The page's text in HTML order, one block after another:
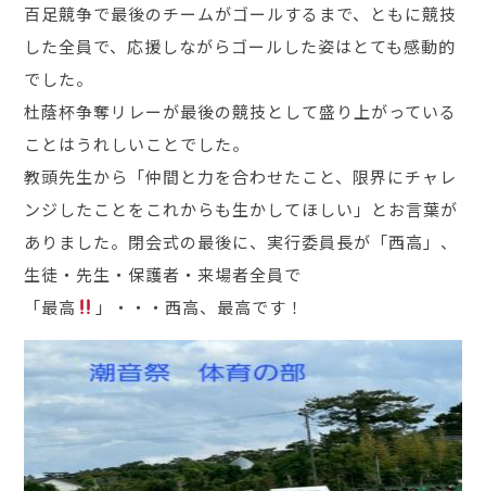
百足競争で最後のチームがゴールするまで、ともに競技
した全員で、応援しながらゴールした姿はとても感動的
でした。
杜蔭杯争奪リレーが最後の競技として盛り上がっている
ことはうれしいことでした。
教頭先生から「仲間と力を合わせたこと、限界にチャレ
ンジしたことをこれからも生かしてほしい」とお言葉が
ありました。閉会式の最後に、実行委員長が「西高」、
生徒・先生・保護者・来場者全員で
「最高
」・・・西高、最高です！